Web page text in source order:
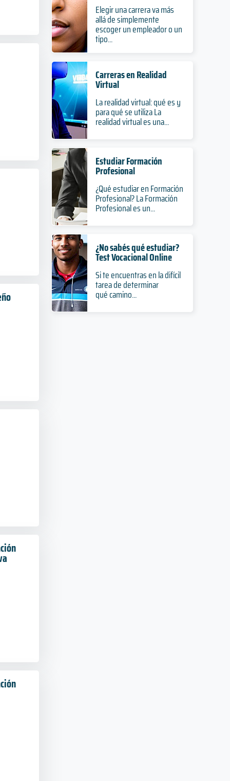
Elegir una carrera va más
allá de simplemente
escoger un empleador o un
tipo...
Carreras en Realidad
Virtual
La realidad virtual: qué es y
para qué se utiliza La
realidad virtual es una...
Estudiar Formación
Profesional
¿Qué estudiar en Formación
Profesional? La Formación
Profesional es un...
¿No sabés qué estudiar?
Test Vocacional Online
Si te encuentras en la difícil
tarea de determinar
qué camino...